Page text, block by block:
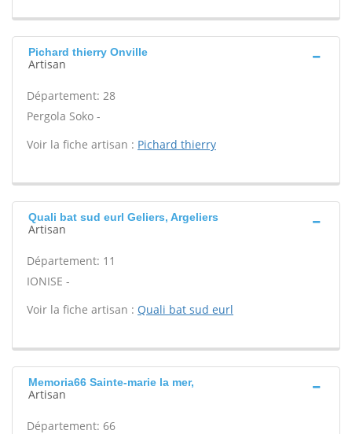
Pichard thierry Onville
Artisan
Département: 28
Pergola Soko -
Voir la fiche artisan : Pichard thierry
Quali bat sud eurl Geliers, Argeliers
Artisan
Département: 11
IONISE -
Voir la fiche artisan : Quali bat sud eurl
Memoria66 Sainte-marie la mer,
Artisan
Département: 66